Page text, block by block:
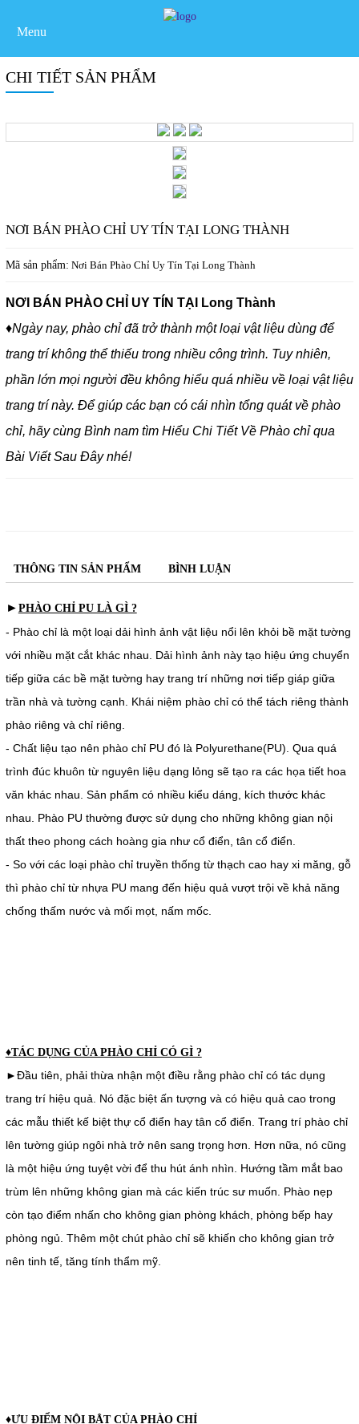
Menu
CHI TIẾT SẢN PHẨM
NƠI BÁN PHÀO CHỈ UY TÍN TẠI LONG THÀNH
Mã sản phẩm: Nơi Bán Phào Chỉ Uy Tín Tại Long Thành
NƠI BÁN PHÀO CHỈ UY TÍN TẠI Long Thành
♦Ngày nay, phào chỉ đã trở thành một loại vật liệu dùng để
trang trí không thể thiếu trong nhiều công trình. Tuy nhiên,
phần lớn mọi người đều không hiểu quá nhiều về loại vật liệu
trang trí này. Để giúp các bạn có cái nhìn tổng quát về phào
chỉ, hãy cùng Bình nam tìm Hiểu Chi Tiết Về Phào chỉ qua
Bài Viết Sau Đây nhé!
THÔNG TIN SẢN PHẨM BÌNH LUẬN
► PHÀO CHỈ PU LÀ GÌ ?
- Phào chỉ là một loại dải hình ảnh vật liệu nổi lên khỏi bề mặt tường
với nhiều mặt cắt khác nhau. Dải hình ảnh này tạo hiệu ứng chuyển
tiếp giữa các bề mặt tường hay trang trí những nơi tiếp giáp giữa
trần nhà và tường cạnh. Khái niệm phào chỉ có thể tách riêng thành
phào riêng và chỉ riêng.
- Chất liệu tạo nên phào chỉ PU đó là Polyurethane(PU). Qua quá
trình đúc khuôn từ nguyên liệu dạng lỏng sẽ tạo ra các họa tiết hoa
văn khác nhau. Sản phẩm có nhiều kiểu dáng, kích thước khác
nhau. Phào PU thường được sử dụng cho những không gian nội
thất theo phong cách hoàng gia như cổ điển, tân cổ điển.
- So với các loại phào chỉ truyền thống từ thạch cao hay xi măng, gỗ
thì phào chỉ từ nhựa PU mang đến hiệu quả vượt trội về khả năng
chống thấm nước và mối mọt, nấm mốc.
♦TÁC DỤNG CỦA PHÀO CHỈ CÓ GÌ ?
►Đầu tiên, phải thừa nhận một điều rằng phào chỉ có tác dụng
trang trí hiệu quả. Nó đặc biệt ấn tượng và có hiệu quả cao trong
các mẫu thiết kế biệt thự cổ điển hay tân cổ điển. Trang trí phào chỉ
lên tường giúp ngôi nhà trở nên sang trọng hơn. Hơn nữa, nó cũng
là một hiệu ứng tuyệt vời để thu hút ánh nhìn. Hướng tầm mắt bao
trùm lên những không gian mà các kiến trúc sư muốn. Phào nẹp
còn tạo điểm nhấn cho không gian phòng khách, phòng bếp hay
phòng ngủ. Thêm một chút phào chỉ sẽ khiến cho không gian trở
nên tinh tế, tăng tính thẩm mỹ.
♦ƯU ĐIỂM NỘI BẬT CỦA PHÀO CHỈ